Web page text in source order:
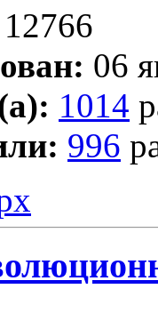
12766
06
1014
996